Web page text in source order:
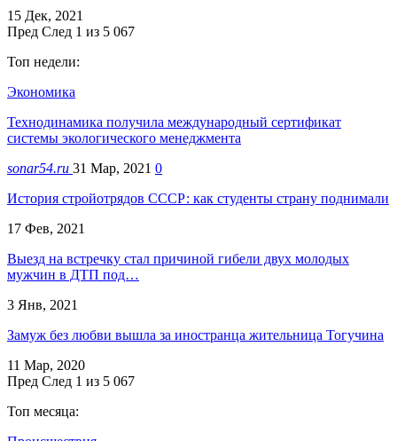
15 Дек, 2021
Пред След 1 из 5 067
Топ недели:
Экономика
Технодинамика получила международный сертификат
системы экологического менеджмента
sonar54.ru 31 Мар, 2021 0
История стройотрядов СССР: как студенты страну поднимали
17 Фев, 2021
Выезд на встречку стал причиной гибели двух молодых
мужчин в ДТП под…
3 Янв, 2021
Замуж без любви вышла за иностранца жительница Тогучина
11 Мар, 2020
Пред След 1 из 5 067
Топ месяца: